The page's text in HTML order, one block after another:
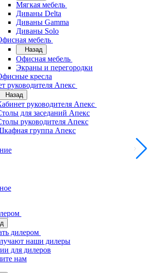
Мягкая мебель
Диваны Delta
Диваны Gamma
Диваны Solo
мебель
Назад
Офисная мебель
Экраны и перегородки
кресла
руководителя Апекс
Назад
руководителя Апекс
для заседаний Апекс
руководителя Апекс
группа Апекс
дилером
наши дилеры
для дилеров
нам